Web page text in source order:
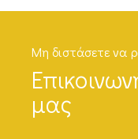
Μη διστάσετε να
μας